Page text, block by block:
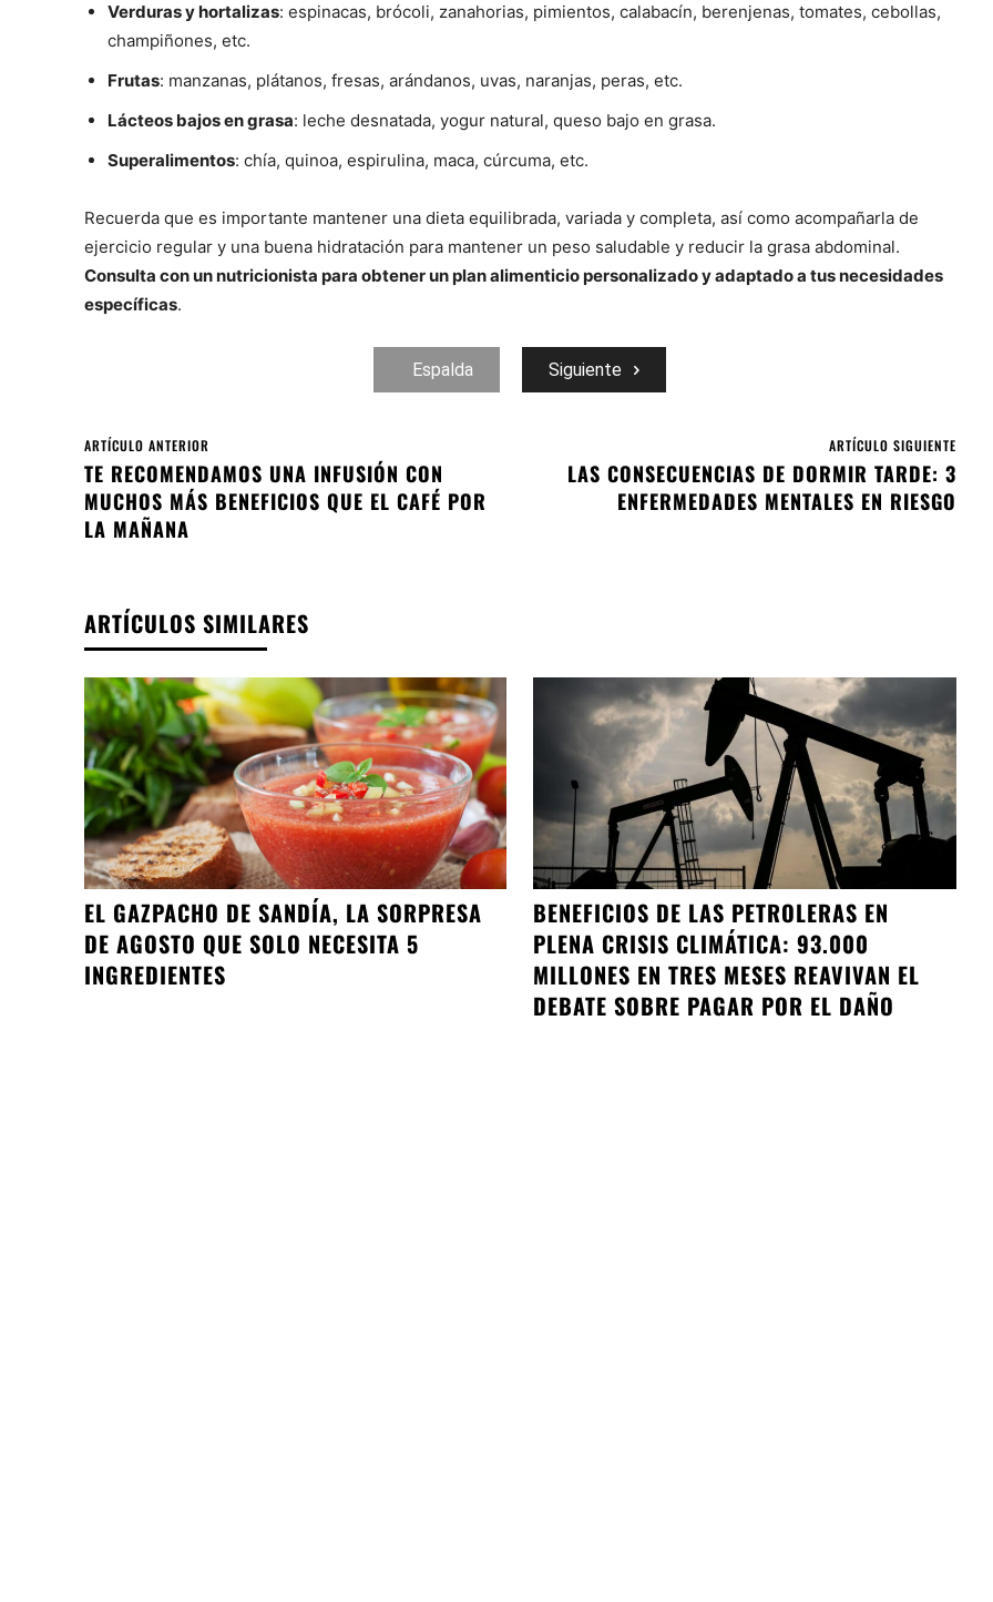
Verduras y hortalizas: espinacas, brócoli, zanahorias, pimientos, calabacín, berenjenas, tomates, cebollas,
champiñones, etc.
Frutas: manzanas, plátanos, fresas, arándanos, uvas, naranjas, peras, etc.
Lácteos bajos en grasa: leche desnatada, yogur natural, queso bajo en grasa.
Superalimentos: chía, quinoa, espirulina, maca, cúrcuma, etc.
Recuerda que es importante mantener una dieta equilibrada, variada y completa, así como acompañarla de
ejercicio regular y una buena hidratación para mantener un peso saludable y reducir la grasa abdominal.
Consulta con un nutricionista para obtener un plan alimenticio personalizado y adaptado a tus necesidades
específicas.
Espalda Siguiente
ARTÍCULO ANTERIOR
TE RECOMENDAMOS UNA INFUSIÓN CON
MUCHOS MÁS BENEFICIOS QUE EL CAFÉ POR
LA MAÑANA
ARTÍCULO SIGUIENTE
LAS CONSECUENCIAS DE DORMIR TARDE: 3
ENFERMEDADES MENTALES EN RIESGO
ARTÍCULOS SIMILARES
EL GAZPACHO DE SANDÍA, LA SORPRESA
DE AGOSTO QUE SOLO NECESITA 5
INGREDIENTES
BENEFICIOS DE LAS PETROLERAS EN
PLENA CRISIS CLIMÁTICA: 93.000
MILLONES EN TRES MESES REAVIVAN EL
DEBATE SOBRE PAGAR POR EL DAÑO